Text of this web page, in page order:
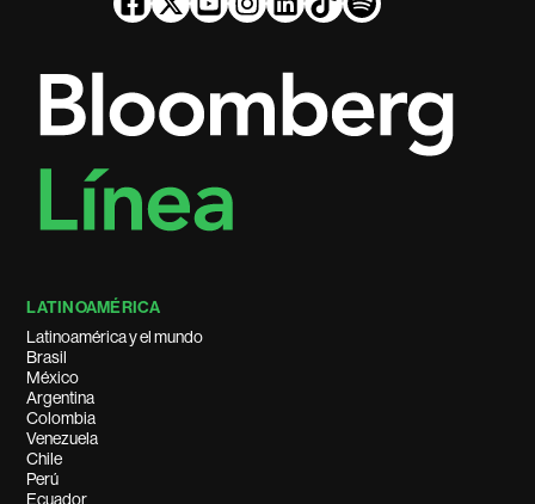
LATINOAMÉRICA
Latinoamérica y el mundo
Brasil
México
Argentina
Colombia
Venezuela
Chile
Perú
Ecuador